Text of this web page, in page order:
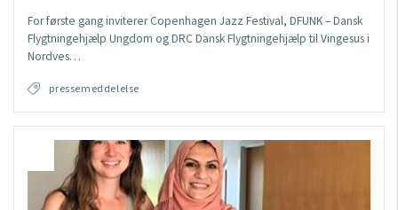
For første gang inviterer Copenhagen Jazz Festival, DFUNK – Dansk
Flygtningehjælp Ungdom og DRC Dansk Flygtningehjælp til Vingesus i
Nordves…
pressemeddelelse